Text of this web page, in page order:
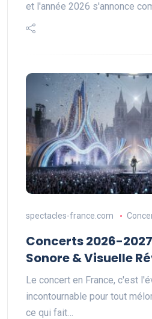
et l'année 2026 s'annonce
spectacles-france.com
Concerts 2026-2027
Sonore & Visuelle
Le concert en France, c'est
incontournable pour tout
ce qui fait…